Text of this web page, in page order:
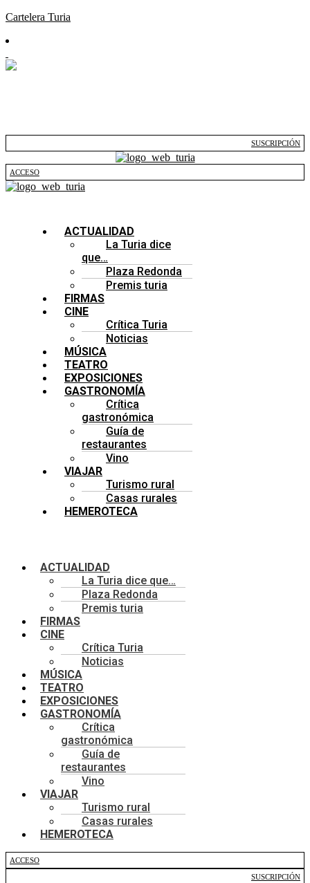
Cartelera Turia
SUSCRIPCIÓN
ACCESO
ACTUALIDAD
La Turia dice
que…
Plaza Redonda
Premis turia
FIRMAS
CINE
Crítica Turia
Noticias
MÚSICA
TEATRO
EXPOSICIONES
GASTRONOMÍA
Crítica
gastronómica
Guía de
restaurantes
Vino
VIAJAR
Turismo rural
Casas rurales
HEMEROTECA
Menú
ACTUALIDAD
La Turia dice que…
Plaza Redonda
Premis turia
FIRMAS
CINE
Crítica Turia
Noticias
MÚSICA
TEATRO
EXPOSICIONES
GASTRONOMÍA
Crítica
gastronómica
Guía de
restaurantes
Vino
VIAJAR
Turismo rural
Casas rurales
HEMEROTECA
ACCESO
SUSCRIPCIÓN